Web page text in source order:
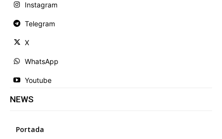
Instagram
Telegram
X
WhatsApp
Youtube
NEWS
Portada